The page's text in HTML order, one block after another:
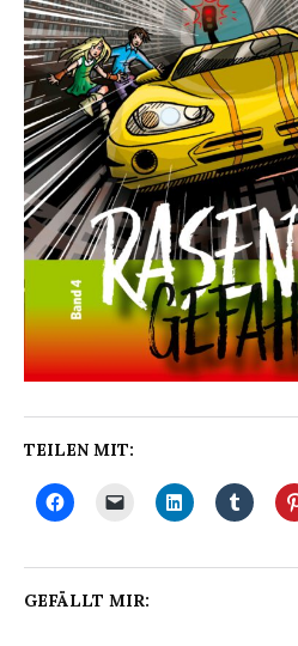
TEILEN MIT:
GEFÄLLT MIR: